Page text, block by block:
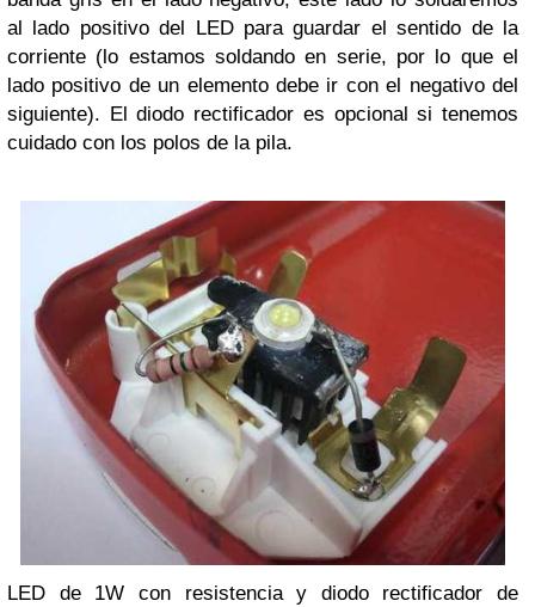
al lado positivo del LED para guardar el sentido de la
corriente (lo estamos soldando en serie, por lo que el
lado positivo de un elemento debe ir con el negativo del
siguiente). El diodo rectificador es opcional si tenemos
cuidado con los polos de la pila.
LED de 1W con resistencia y diodo rectificador de